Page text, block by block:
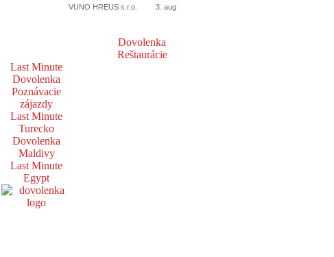
VUNO HREUS s.r.o. 3. aug
Dovolenka
Reštaurácie
Last Minute
Dovolenka
Poznávacie
zájazdy
Last Minute
Turecko
Dovolenka
Maldivy
Last Minute
Egypt